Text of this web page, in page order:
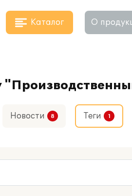
Каталог О
Новости Теги